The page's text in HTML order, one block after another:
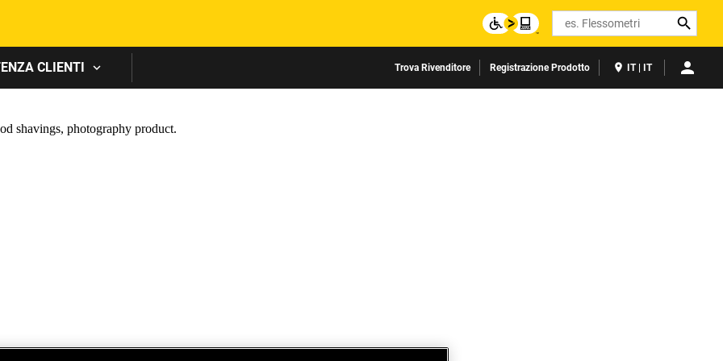
Search
CLIENTI Trova Rivenditore Registrazione Prodotto IT | IT